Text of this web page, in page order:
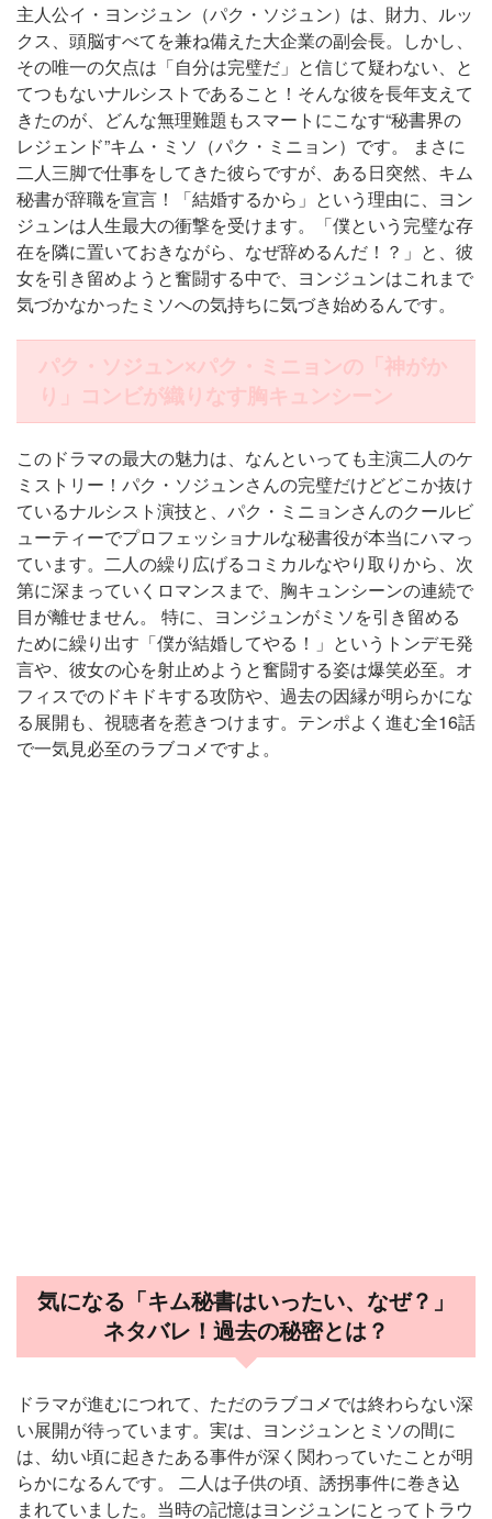
主人公イ・ヨンジュン（パク・ソジュン）は、財力、ルッ
クス、頭脳すべてを兼ね備えた大企業の副会長。しかし、
その唯一の欠点は「自分は完璧だ」と信じて疑わない、と
てつもないナルシストであること！そんな彼を長年支えて
きたのが、どんな無理難題もスマートにこなす“秘書界の
レジェンド”キム・ミソ（パク・ミニョン）です。 まさに
二人三脚で仕事をしてきた彼らですが、ある日突然、キム
秘書が辞職を宣言！「結婚するから」という理由に、ヨン
ジュンは人生最大の衝撃を受けます。「僕という完璧な存
在を隣に置いておきながら、なぜ辞めるんだ！？」と、彼
女を引き留めようと奮闘する中で、ヨンジュンはこれまで
気づかなかったミソへの気持ちに気づき始めるんです。
パク・ソジュン×パク・ミニョンの「神がか
り」コンビが織りなす胸キュンシーン
このドラマの最大の魅力は、なんといっても主演二人のケ
ミストリー！パク・ソジュンさんの完璧だけどどこか抜け
ているナルシスト演技と、パク・ミニョンさんのクールビ
ューティーでプロフェッショナルな秘書役が本当にハマっ
ています。二人の繰り広げるコミカルなやり取りから、次
第に深まっていくロマンスまで、胸キュンシーンの連続で
目が離せません。 特に、ヨンジュンがミソを引き留める
ために繰り出す「僕が結婚してやる！」というトンデモ発
言や、彼女の心を射止めようと奮闘する姿は爆笑必至。オ
フィスでのドキドキする攻防や、過去の因縁が明らかにな
る展開も、視聴者を惹きつけます。テンポよく進む全16話
で一気見必至のラブコメですよ。
気になる「キム秘書はいったい、なぜ？」
ネタバレ！過去の秘密とは？
ドラマが進むにつれて、ただのラブコメでは終わらない深
い展開が待っています。実は、ヨンジュンとミソの間に
は、幼い頃に起きたある事件が深く関わっていたことが明
らかになるんです。 二人は子供の頃、誘拐事件に巻き込
まれていました。当時の記憶はヨンジュンにとってトラウ